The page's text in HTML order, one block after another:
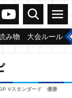
ァンガードch
検索 メニュー
み物 大会ルール
Vスタンダード 優勝